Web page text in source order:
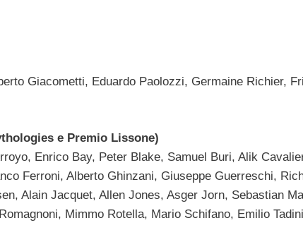
Giacometti, Eduardo Paolozzi, Germaine Richier,
e Premio Lissone)
Enrico Bay, Peter Blake, Samuel Buri, Alik
Ferroni, Alberto Ghinzani, Giuseppe Guerreschi,
Alain Jacquet, Allen Jones, Asger Jorn, Sebastian
Mimmo Rotella, Mario Schifano, Emilio